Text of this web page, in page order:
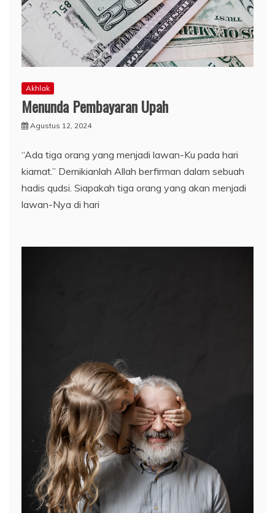
Akhlak
Menunda Pembayaran Upah
Agustus 12, 2024
“Ada tiga orang yang menjadi lawan-Ku pada hari
kiamat.” Demikianlah Allah berfirman dalam sebuah
hadis qudsi. Siapakah tiga orang yang akan menjadi
lawan-Nya di hari